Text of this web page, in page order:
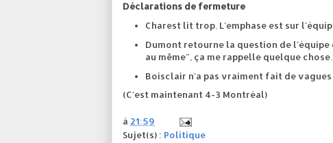
Déclarations de fermeture
Charest lit trop. L'emphase est sur
Dumont retourne la question de
au même", ça me rappelle quelque
Boisclair n'a pas vraiment fait de
(C'est maintenant 4-3 Montréal)
à 21:59
Sujet(s) : Politique